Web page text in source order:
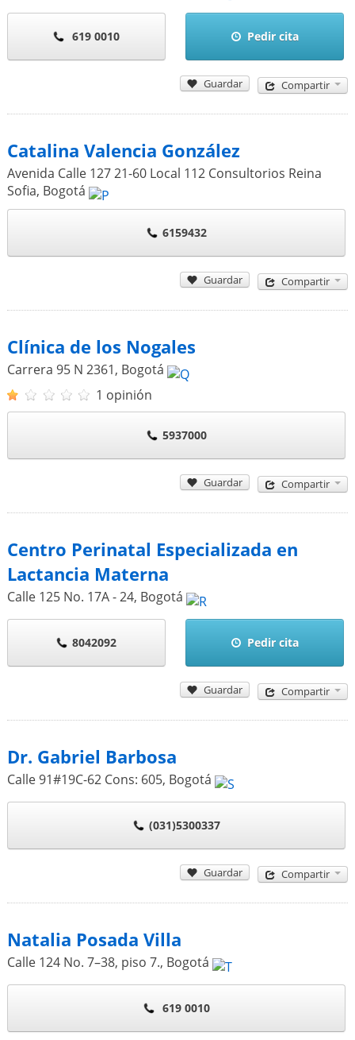
619 0010 Pedir cita
Guardar Compartir
Catalina Valencia González
Avenida Calle 127 21-60 Local 112 Consultorios Reina
Sofia, Bogotá
6159432
Guardar Compartir
Clínica de los Nogales
Carrera 95 N 2361, Bogotá
1 opinión
5937000
Guardar Compartir
Centro Perinatal Especializada en
Lactancia Materna
Calle 125 No. 17A - 24, Bogotá
8042092 Pedir cita
Guardar Compartir
Dr. Gabriel Barbosa
Calle 91#19C-62 Cons: 605, Bogotá
(031)5300337
Guardar Compartir
Natalia Posada Villa
Calle 124 No. 7–38, piso 7., Bogotá
619 0010